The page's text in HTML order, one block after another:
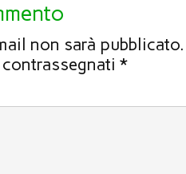
non sarà pubblicato.
*